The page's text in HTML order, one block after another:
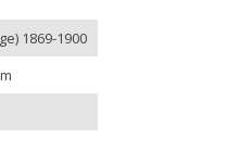
1869-1900